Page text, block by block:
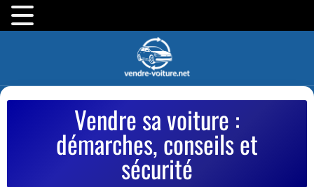
Vendre sa voiture :
démarches, conseils et
sécurité